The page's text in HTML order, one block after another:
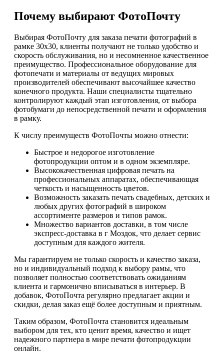
Почему выбирают ФотоПочту
Выбирая ФотоПочту для заказа печати фотографий в
рамке 30х30, клиенты получают не только удобство и
скорость обслуживания, но и несомненное качественное
преимущество. Профессиональное оборудование для
фотопечати и материалы от ведущих мировых
производителей обеспечивают высочайшее качество
конечного продукта. Наши специалисты тщательно
контролируют каждый этап изготовления, от выбора
фотобумаги до непосредственной печати и оформления
в рамку.
К числу преимуществ ФотоПочты можно отнести:
Быстрое и недорогое изготовление
фотопродукции оптом и в одном экземпляре.
Высококачественная цифровая печать на
профессиональных аппаратах, обеспечивающая
четкость и насыщенность цветов.
Возможность заказать печать свадебных, детских и
любых других фотографий в широком
ассортименте размеров и типов рамок.
Множество вариантов доставки, в том числе
экспресс-доставка в г Моздок, что делает сервис
доступным для каждого жителя.
Мы гарантируем не только скорость и качество заказа,
но и индивидуальный подход к выбору рамы, что
позволяет полностью соответствовать ожиданиям
клиента и гармонично вписываться в интерьер. В
добавок, ФотоПочта регулярно предлагает акции и
скидки, делая заказ ещё более доступным и приятным.
Таким образом, ФотоПочта становится идеальным
выбором для тех, кто ценит время, качество и ищет
надежного партнера в мире печати фотопродукции
онлайн.